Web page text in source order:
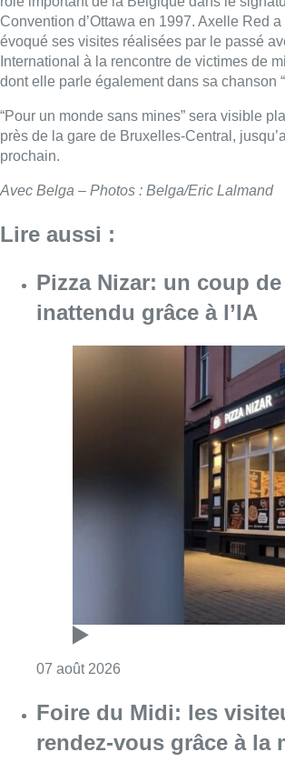
Convention d’Ottawa en 1997. Axelle Red
évoqué ses visites réalisées par le passé
International à la rencontre de victimes de
dont elle parle également dans sa chanson
“Pour un monde sans mines” sera visible
près de la gare de Bruxelles-Central,
prochain.
Avec Belga – Photos : Belga/Eric Lalmand
Lire aussi :
Pizza Nizar: un coup
inattendu grâce à l’IA
07 août 2026
Foire du Midi: les
rendez-vous grâce à la